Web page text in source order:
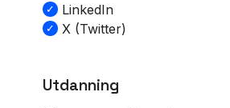
LinkedIn
X (Twitter)
Utdanning